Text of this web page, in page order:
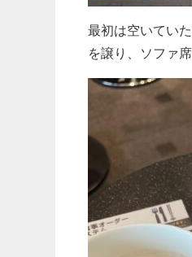
最初は空いてい
を譲り、ソファ